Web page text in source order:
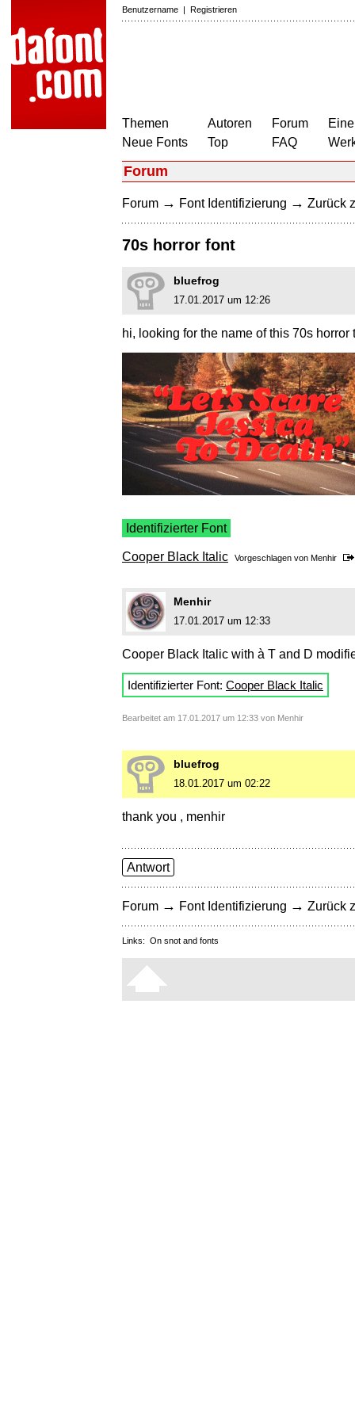
Benutzername | Registrieren
Themen
Neue Fonts
Autoren
Top
Forum
FAQ
Forum
Forum → Font Identifizierung → Zurück
70s horror font
bluefrog
17.01.2017 um 12:26
hi, looking for the name of this 70s horror
Identifizierter Font
Cooper Black Italic Vorgeschlagen von Menhir
Menhir
17.01.2017 um 12:33
Cooper Black Italic with à T and D
Identifizierter Font: Cooper Black Italic
Bearbeitet am 17.01.2017 um 12:33 von Menhir
bluefrog
18.01.2017 um 02:22
thank you , menhir
Antwort
Forum → Font Identifizierung → Zurück
Links: On snot and fonts